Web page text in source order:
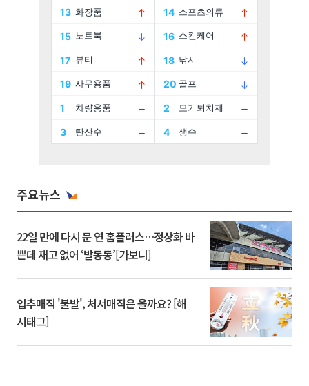
주요뉴스
22일 만에 다시 문 연 홈플러스…정상화 바
쁜데 재고 없어 ‘발동동’[가보니]
입추매직 '불발', 처서매직은 올까요? [해
시태그]